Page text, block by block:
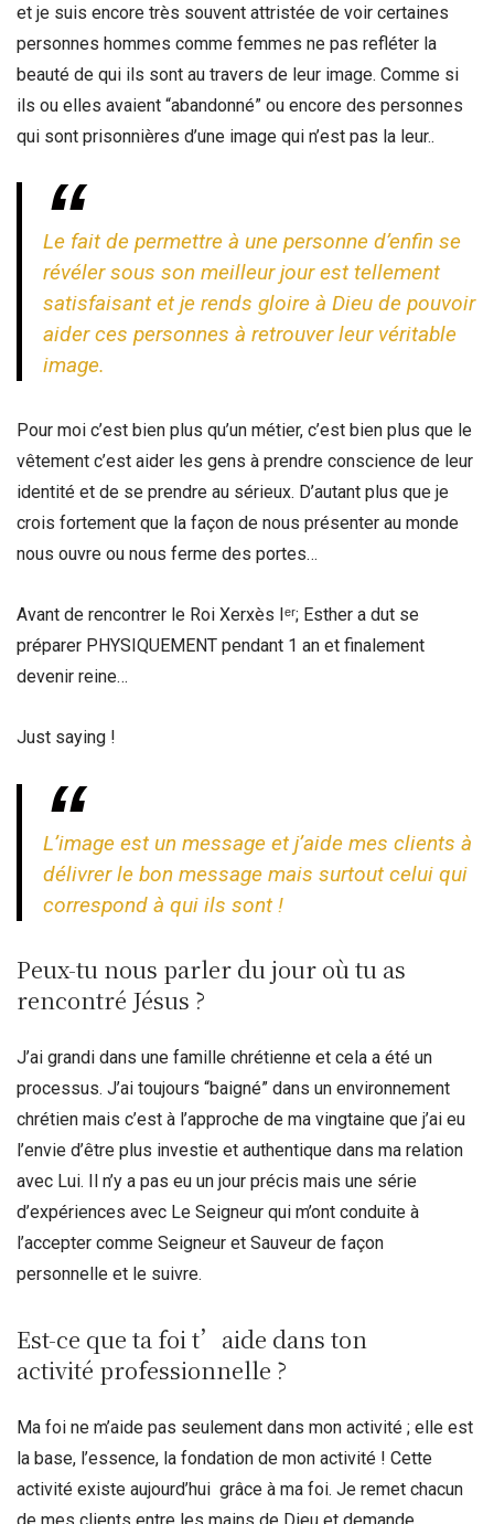
et je suis encore très souvent attristée de voir certaines
personnes hommes comme femmes ne pas refléter la
beauté de qui ils sont au travers de leur image. Comme si
ils ou elles avaient “abandonné” ou encore des personnes
qui sont prisonnières d’une image qui n’est pas la leur..
Le fait de permettre à une personne d’enfin se
révéler sous son meilleur jour est tellement
satisfaisant et je rends gloire à Dieu de pouvoir
aider ces personnes à retrouver leur véritable
image.
Pour moi c’est bien plus qu’un métier, c’est bien plus que le
vêtement c’est aider les gens à prendre conscience de leur
identité et de se prendre au sérieux. D’autant plus que je
crois fortement que la façon de nous présenter au monde
nous ouvre ou nous ferme des portes…
Avant de rencontrer le Roi Xerxès Iᵉʳ; Esther a dut se
préparer PHYSIQUEMENT pendant 1 an et finalement
devenir reine…
Just saying !
L’image est un message et j’aide mes clients à
délivrer le bon message mais surtout celui qui
correspond à qui ils sont !
Peux-tu nous parler du jour où tu as
rencontré Jésus ?
J’ai grandi dans une famille chrétienne et cela a été un
processus. J’ai toujours “baigné” dans un environnement
chrétien mais c’est à l’approche de ma vingtaine que j’ai eu
l’envie d’être plus investie et authentique dans ma relation
avec Lui. Il n’y a pas eu un jour précis mais une série
d’expériences avec Le Seigneur qui m’ont conduite à
l’accepter comme Seigneur et Sauveur de façon
personnelle et le suivre.
Est-ce que ta foi t’aide dans ton
activité professionnelle ?
Ma foi ne m’aide pas seulement dans mon activité ; elle est
la base, l’essence, la fondation de mon activité ! Cette
activité existe aujourd’hui grâce à ma foi. Je remet chacun